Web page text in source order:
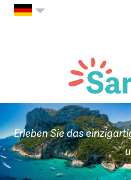
Erleben Sie das